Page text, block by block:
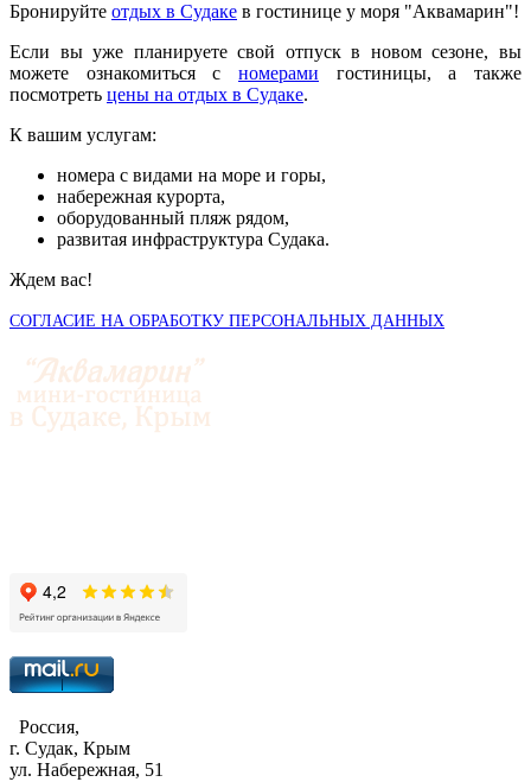
Бронируйте отдых в Судаке в гостинице у моря "Аквамарин"!
Если вы уже планируете свой отпуск в новом сезоне, вы
можете ознакомиться с номерами гостиницы, а также
посмотреть цены на отдых в Судаке.
К вашим услугам:
номера с видами на море и горы,
набережная курорта,
оборудованный пляж рядом,
развитая инфраструктура Судака.
Ждем вас!
СОГЛАСИЕ НА ОБРАБОТКУ ПЕРСОНАЛЬНЫХ ДАННЫХ
Россия,
г. Судак, Крым
ул. Набережная, 51